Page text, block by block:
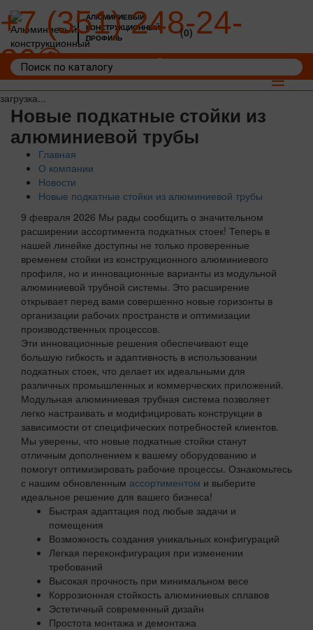
загрузка...
АЛЮМИНИЕВЫЙ
КОНСТРУКЦИОННЫЙ
ПРОФИЛЬ
+7 (351) 248-24-
36
(0)
Toggle
Новые подкатные стойки из
алюминиевой трубы
Главная
О компании
Новости
Новые подкатные стойки из алюминиевой трубы
9 февраля 2026 Мы рады сообщить о значительном
расширении ассортимента подкатных стоек! Теперь в
нашей линейке доступны не только проверенные
временем стойки из конструкционного алюминиевого
профиля, но и инновационные варианты из модульной
алюминиевой трубной системы. Это расширение
открывает перед вами совершенно новые горизонты в
организации рабочих пространств и оптимизации
производственных процессов.
Эти инновационные решения обеспечивают еще
большую гибкость и адаптивность в использовании
подкатных стоек, что делает их идеальными для
различных промышленных и коммерческих приложений.
Модульная алюминиевая трубная система позволяет
легко настраивать и модифицировать конструкции в
зависимости от специфических потребностей клиентов.
Мы уверены, что новые подкатные стойки станут
отличным дополнением к вашему оборудованию и
помогут оптимизировать рабочие процессы. Ознакомьтесь
с нашим обновленным ассортиментом и выберите
идеальное решение для вашего бизнеса!
Быстрая адаптация под любые задачи и
помещения
Возможность создания уникальных конфигураций
Легкая переконфигурация при изменении
требований
Высокая прочность при минимальном весе
Коррозионная стойкость алюминиевых сплавов
Эстетичный современный дизайн
Простота монтажа и демонтажа